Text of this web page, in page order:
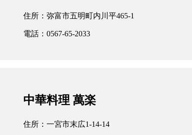
住所：弥富市五明町内川平465-1
電話：0567-65-2033
中華料理 萬楽
住所：一宮市末広1-14-14